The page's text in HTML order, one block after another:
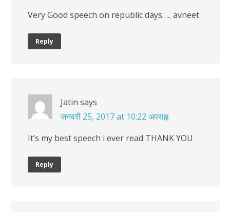
Very Good speech on republic days….. avneet
Reply
Jatin says
जनवरी 25, 2017 at 10:22 अपराह्न
It’s my best speech i ever read THANK YOU
Reply